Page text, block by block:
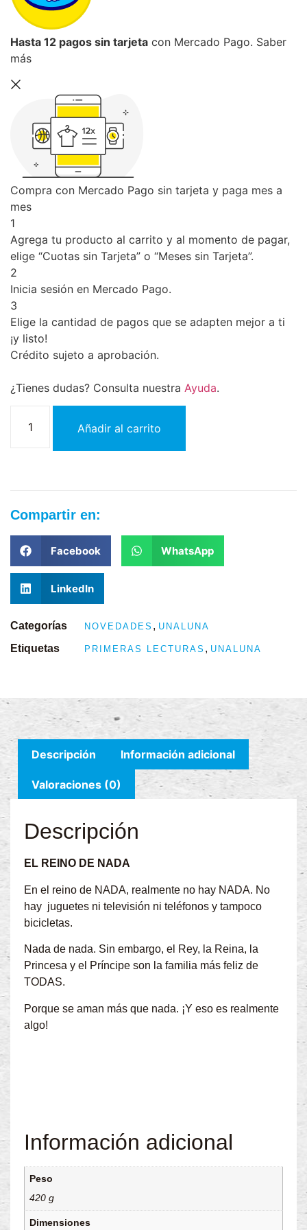
Hasta 12 pagos sin tarjeta con Mercado Pago. Saber
más
Compra con Mercado Pago sin tarjeta y paga mes a
mes
1
Agrega tu producto al carrito y al momento de pagar,
elige “Cuotas sin Tarjeta” o “Meses sin Tarjeta”.
2
Inicia sesión en Mercado Pago.
3
Elige la cantidad de pagos que se adapten mejor a ti
¡y listo!
Crédito sujeto a aprobación.
¿Tienes dudas? Consulta nuestra Ayuda.
Añadir al carrito
Compartir en:
Facebook WhatsApp
LinkedIn
Categorías NOVEDADES , UNALUNA
Etiquetas PRIMERAS LECTURAS , UNALUNA
Descripción Información adicional
Valoraciones (0)
Descripción
EL REINO DE NADA
En el reino de NADA, realmente no hay NADA. No
hay juguetes ni televisión ni teléfonos y tampoco
bicicletas.
Nada de nada. Sin embargo, el Rey, la Reina, la
Princesa y el Príncipe son la familia más feliz de
TODAS.
Porque se aman más que nada. ¡Y eso es realmente
algo!
Información adicional
Peso
420 g
Dimensiones